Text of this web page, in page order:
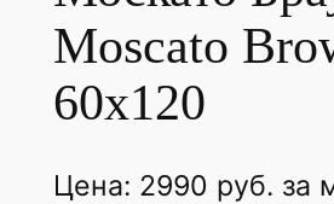
Moscato
60x120
Цена: 2990 руб. за